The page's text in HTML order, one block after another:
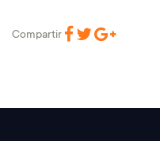
Compartir